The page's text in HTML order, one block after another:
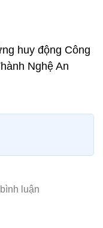
huy động Công
Nghệ An